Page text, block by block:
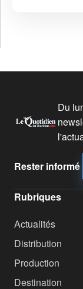
Du
Rester informé
Rubriques
Actualités
Distribution
Production
Destination